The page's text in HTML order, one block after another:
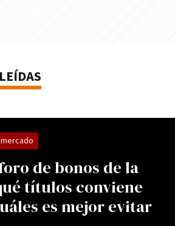
de bonos de la
títulos conviene
es mejor evitar